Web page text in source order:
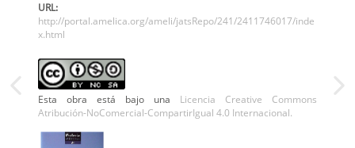
URL:
http://portal.amelica.org/ameli/jatsRepo/241/2411746017/inde
x.html
Esta obra está bajo una Licencia Creative Commons
Atribución-NoComercial-CompartirIgual 4.0 Internacional.